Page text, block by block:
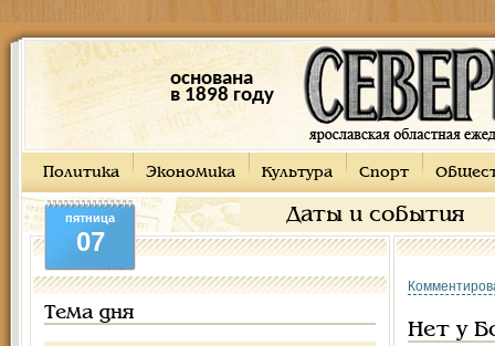
основана
в 1898 году
Политика Экономика Культура Спорт
Даты и события
пятница
07
Тема дня
Нет у